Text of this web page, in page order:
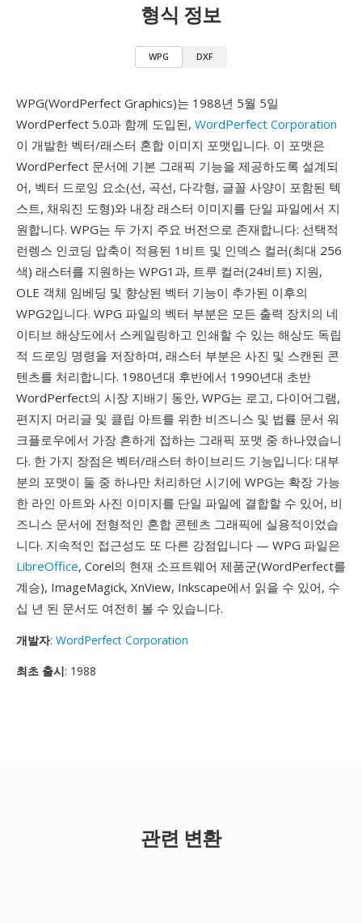
형식 정보
WPG DXF
WPG(WordPerfect Graphics)는 1988년 5월 5일
WordPerfect 5.0과 함께 도입된, WordPerfect Corporation
이 개발한 벡터/래스터 혼합 이미지 포맷입니다. 이 포맷은
WordPerfect 문서에 기본 그래픽 기능을 제공하도록 설계되
어, 벡터 드로잉 요소(선, 곡선, 다각형, 글꼴 사양이 포함된 텍
스트, 채워진 도형)와 내장 래스터 이미지를 단일 파일에서 지
원합니다. WPG는 두 가지 주요 버전으로 존재합니다: 선택적
런렝스 인코딩 압축이 적용된 1비트 및 인덱스 컬러(최대 256
색) 래스터를 지원하는 WPG1과, 트루 컬러(24비트) 지원,
OLE 객체 임베딩 및 향상된 벡터 기능이 추가된 이후의
WPG2입니다. WPG 파일의 벡터 부분은 모든 출력 장치의 네
이티브 해상도에서 스케일링하고 인쇄할 수 있는 해상도 독립
적 드로잉 명령을 저장하며, 래스터 부분은 사진 및 스캔된 콘
텐츠를 처리합니다. 1980년대 후반에서 1990년대 초반
WordPerfect의 시장 지배기 동안, WPG는 로고, 다이어그램,
편지지 머리글 및 클립 아트를 위한 비즈니스 및 법률 문서 워
크플로우에서 가장 흔하게 접하는 그래픽 포맷 중 하나였습니
다. 한 가지 장점은 벡터/래스터 하이브리드 기능입니다: 대부
분의 포맷이 둘 중 하나만 처리하던 시기에 WPG는 확장 가능
한 라인 아트와 사진 이미지를 단일 파일에 결합할 수 있어, 비
즈니스 문서에 전형적인 혼합 콘텐츠 그래픽에 실용적이었습
니다. 지속적인 접근성도 또 다른 강점입니다 — WPG 파일은
LibreOffice, Corel의 현재 소프트웨어 제품군(WordPerfect를
계승), ImageMagick, XnView, Inkscape에서 읽을 수 있어, 수
십 년 된 문서도 여전히 볼 수 있습니다.
개발자: WordPerfect Corporation
최초 출시: 1988
관련 변환